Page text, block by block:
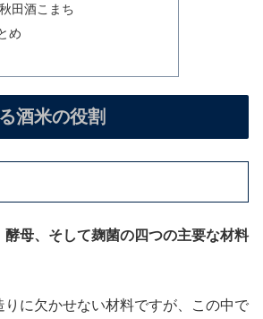
秋田酒こまち
め
酒米の役割
酵母、そして麹菌の四つの主要な材料
りに欠かせない材料ですが、この中で